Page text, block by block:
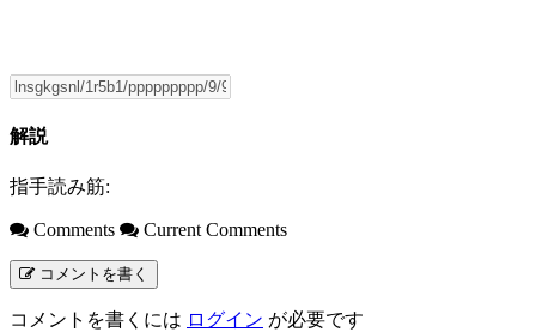
解説
指手読み筋:
Comments Current Comments
コメントを書く
コメントを書くには ログイン が必要です